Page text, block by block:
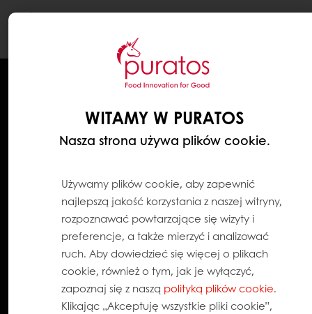
WITAMY W PURATOS
Nasza strona używa plików cookie.
Używamy plików cookie, aby zapewnić
najlepszą jakość korzystania z naszej witryny,
rozpoznawać powtarzające się wizyty i
preferencje, a także mierzyć i analizować
ruch. Aby dowiedzieć się więcej o plikach
cookie, również o tym, jak je wyłączyć,
zapoznaj się z naszą polityką plików cookie.
Klikając „Akceptuję wszystkie pliki cookie”,